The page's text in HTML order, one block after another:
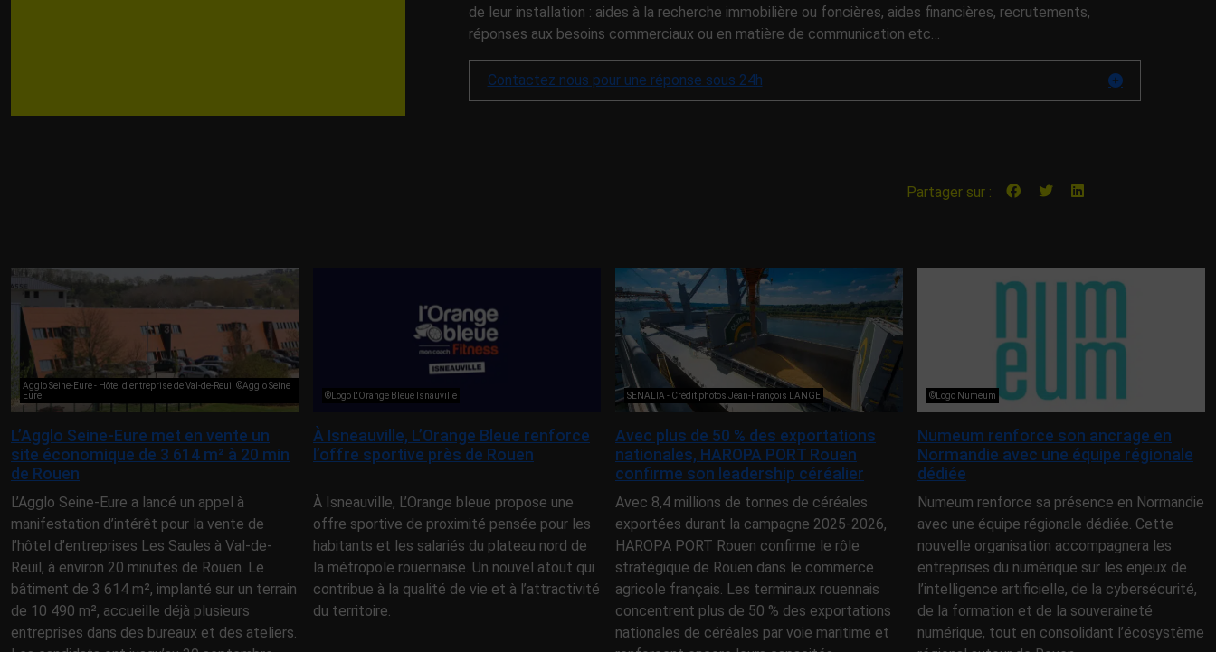
de leur installation : aides à la recherche immobilière ou foncières, aides financières, recrutements,
réponses aux besoins commerciaux ou en matière de communication etc…
Contactez nous pour une réponse sous 24h
Partager sur :
Agglo Seine-Eure - Hôtel d'entreprise de Val-de-Reuil ©Agglo Seine
Eure
L’Agglo Seine-Eure met en vente un
site économique de 3 614 m² à 20 min
de Rouen
L’Agglo Seine-Eure a lancé un appel à
manifestation d’intérêt pour la vente de
l’hôtel d’entreprises Les Saules à Val-de-
Reuil, à environ 20 minutes de Rouen. Le
bâtiment de 3 614 m², implanté sur un terrain
de 10 490 m², accueille déjà plusieurs
entreprises dans des bureaux et des ateliers.
©Logo L'Orange Bleue Isnauville
À Isneauville, L’Orange Bleue renforce
l’offre sportive près de Rouen
À Isneauville, L’Orange bleue propose une
offre sportive de proximité pensée pour les
habitants et les salariés du plateau nord de
la métropole rouennaise. Un nouvel atout qui
contribue à la qualité de vie et à l’attractivité
du territoire.
SENALIA - Crédit photos Jean-François LANGE
Avec plus de 50 % des exportations
nationales, HAROPA PORT Rouen
confirme son leadership céréalier
Avec 8,4 millions de tonnes de céréales
exportées durant la campagne 2025-2026,
HAROPA PORT Rouen confirme le rôle
stratégique de Rouen dans le commerce
agricole français. Les terminaux rouennais
concentrent plus de 50 % des exportations
nationales de céréales par voie maritime et
©Logo Numeum
Numeum renforce son ancrage en
Normandie avec une équipe régionale
dédiée
Numeum renforce sa présence en Normandie
avec une équipe régionale dédiée. Cette
nouvelle organisation accompagnera les
entreprises du numérique sur les enjeux de
l’intelligence artificielle, de la cybersécurité,
de la formation et de la souveraineté
numérique, tout en consolidant l’écosystème